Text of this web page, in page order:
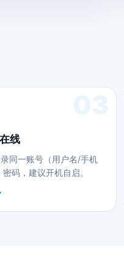
线
同一账号（用户名/手机
码，建议开机自启。